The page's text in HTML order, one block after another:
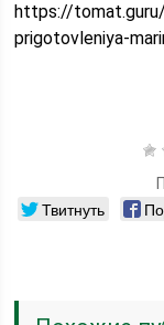
https://
prigotovleniya-
Твитнуть